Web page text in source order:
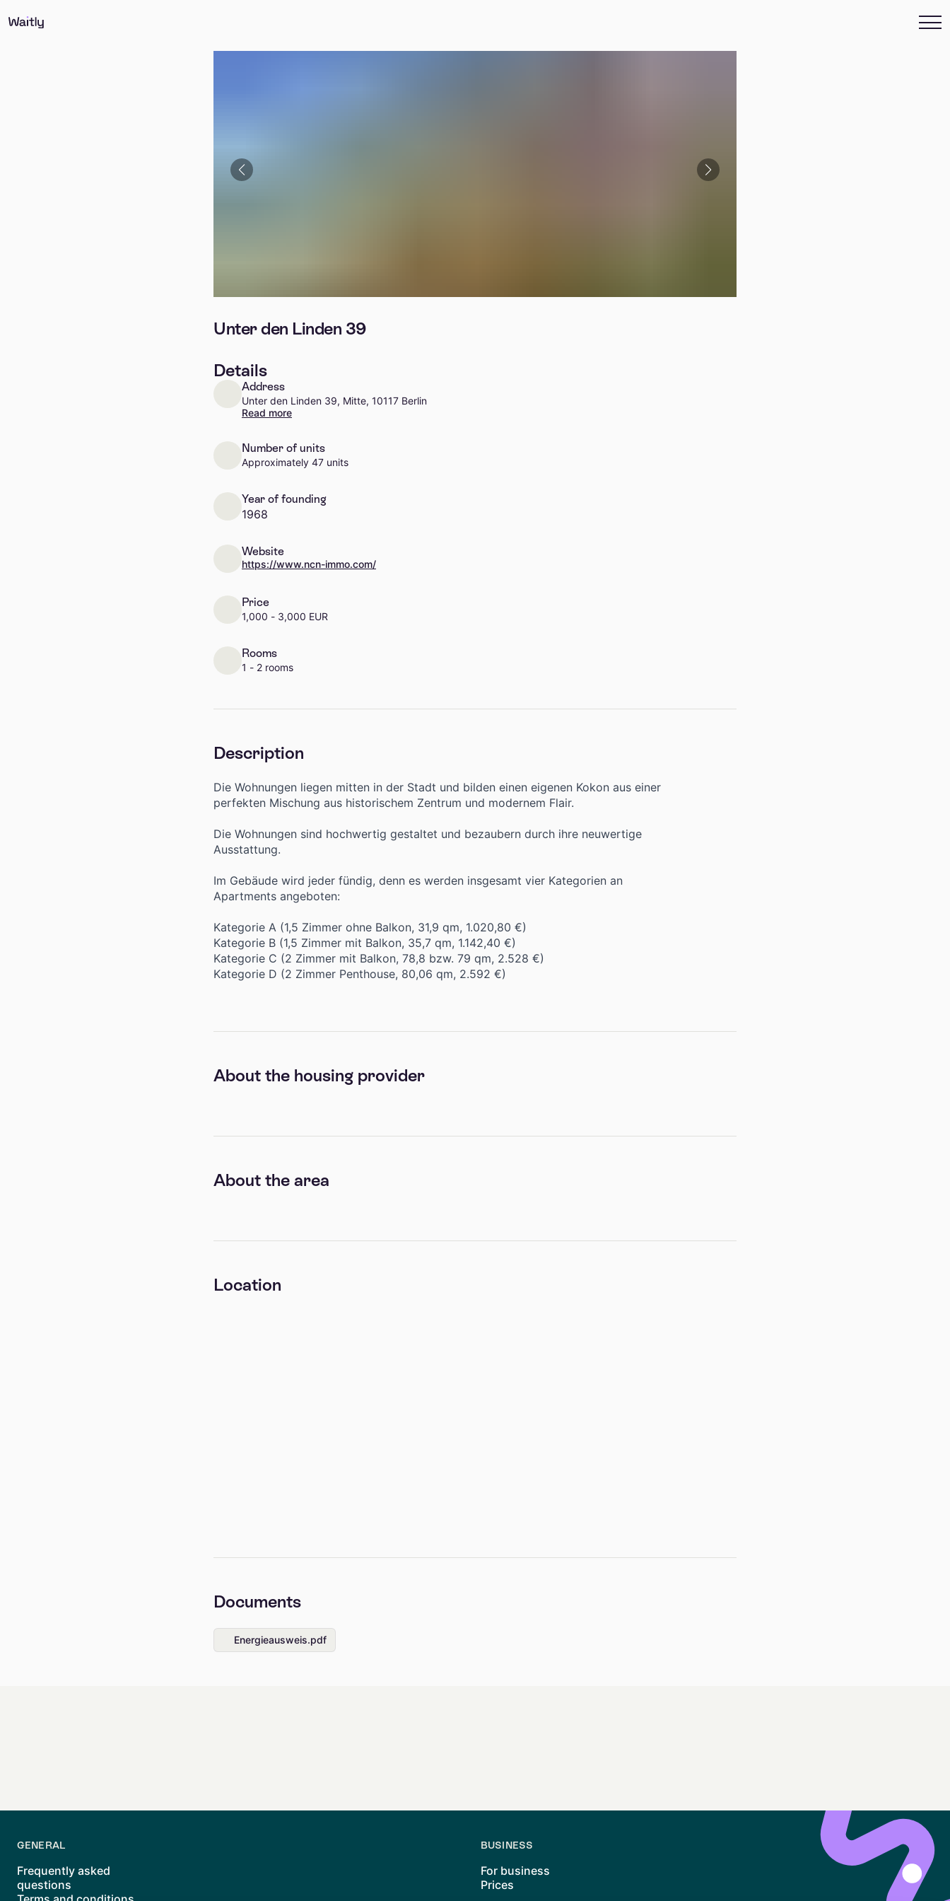
Unter den Linden 39
Details
Address
Unter den Linden 39, Mitte, 10117 Berlin
Read more
Number of units
Approximately 47 units
Year of founding
1968
Website
https://www.ncn-immo.com/
Price
1,000 - 3,000 EUR
Rooms
1 - 2 rooms
Description
Die Wohnungen liegen mitten in der Stadt und bilden einen eigenen Kokon aus einer
perfekten Mischung aus historischem Zentrum und modernem Flair.
Die Wohnungen sind hochwertig gestaltet und bezaubern durch ihre neuwertige
Ausstattung.
Im Gebäude wird jeder fündig, denn es werden insgesamt vier Kategorien an
Apartments angeboten:
Kategorie A (1,5 Zimmer ohne Balkon, 31,9 qm, 1.020,80 €)
Kategorie B (1,5 Zimmer mit Balkon, 35,7 qm, 1.142,40 €)
Kategorie C (2 Zimmer mit Balkon, 78,8 bzw. 79 qm, 2.528 €)
Kategorie D (2 Zimmer Penthouse, 80,06 qm, 2.592 €)
About the housing provider
About the area
Location
Documents
Energieausweis.pdf
GENERAL
Frequently asked
questions
BUSINESS
For business
Prices